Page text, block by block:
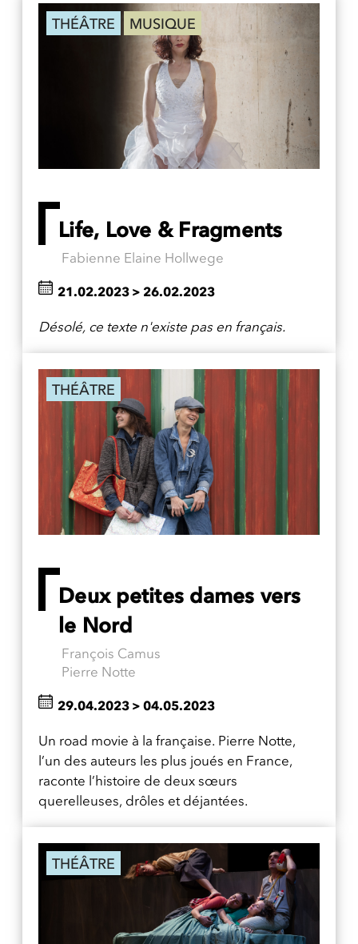
THÉÂTRE MUSIQUE
Life, Love & Fragments
Fabienne Elaine Hollwege
Désolé, ce texte n'existe pas en français.
21.02.2023 > 26.02.2023
THÉÂTRE
Deux petites dames vers
le Nord
François Camus
Pierre Notte
Un road movie à la française. Pierre Notte,
l’un des auteurs les plus joués en France,
raconte l’histoire de deux sœurs
querelleuses, drôles et déjantées.
29.04.2023 > 04.05.2023
THÉÂTRE